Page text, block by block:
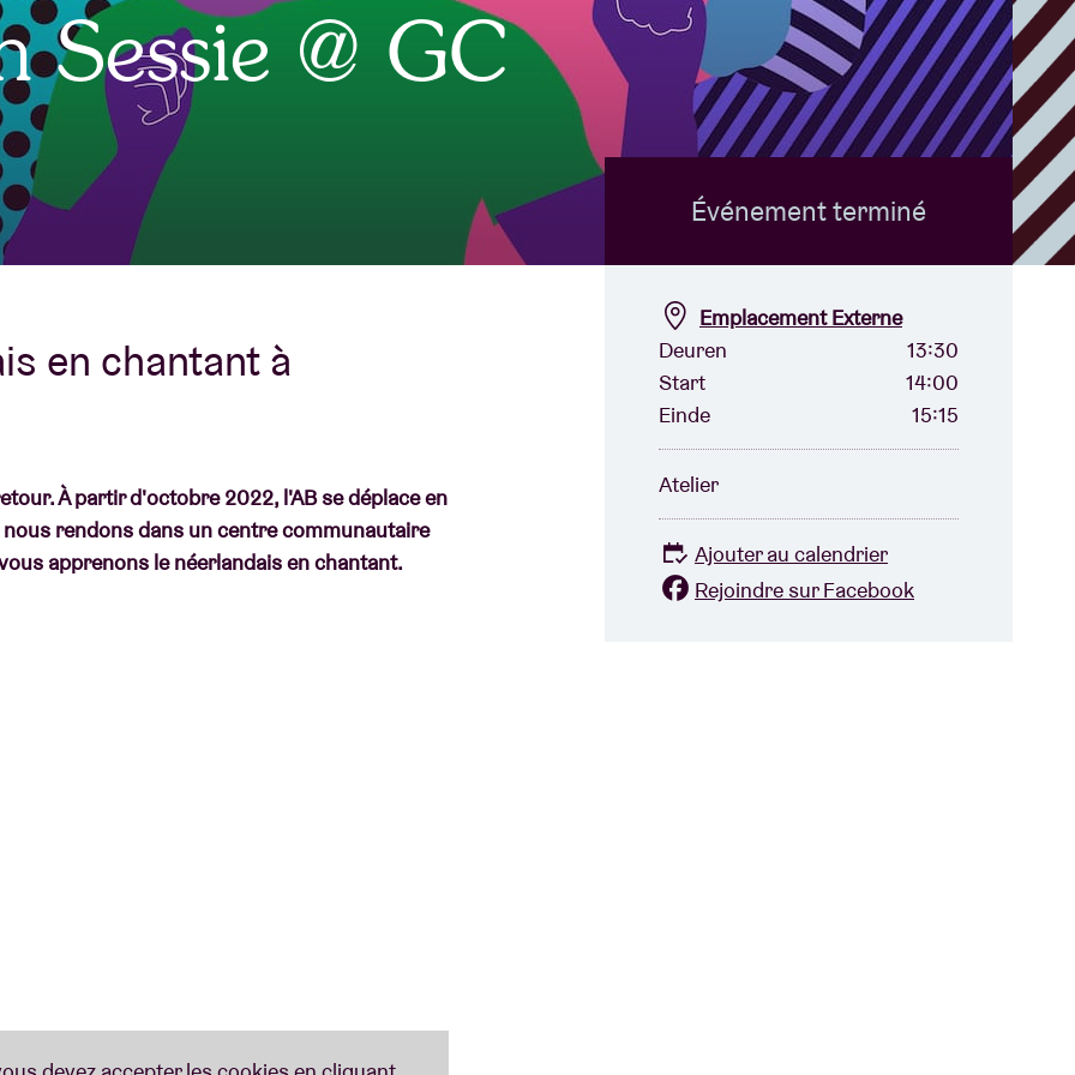
À propos de l'AB
Sessie @ GC
en chantant à
À partir d'octobre 2022, l'AB se déplace en
rendons dans un centre communautaire
apprenons le néerlandais en chantant.
le néerlandais à Bruxelles, tout en
Événement terminé
Emplacement Externe
Deuren
13:30
Start
14:00
Einde
15:15
Atelier
Ajouter au calendrier
Rejoindre sur Facebook